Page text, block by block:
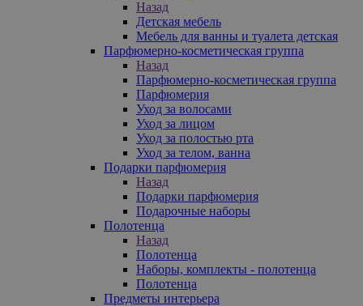
Назад
Детская мебель
Мебель для ванны и туалета детская
Парфюмерно-косметическая группа
Назад
Парфюмерно-косметическая группа
Парфюмерия
Уход за волосами
Уход за лицом
Уход за полостью рта
Уход за телом, ванна
Подарки парфюмерия
Назад
Подарки парфюмерия
Подарочные наборы
Полотенца
Назад
Полотенца
Наборы, комплекты - полотенца
Полотенца
Предметы интерьера